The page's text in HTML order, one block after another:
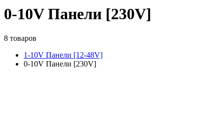
0-10V Панели [230V]
8 товаров
1-10V Панели [12-48V]
0-10V Панели [230V]